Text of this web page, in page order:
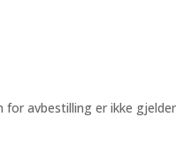
avbestilling er ikke